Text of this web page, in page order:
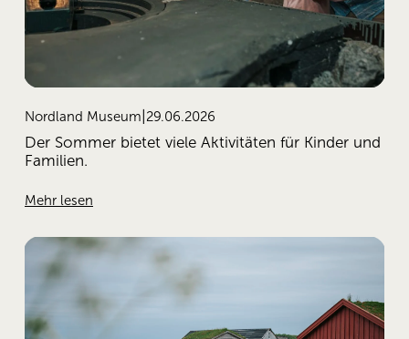
Nordland Museum 29.06.2026
Der Sommer bietet viele Aktivitäten für Kinder und
Familien.
Mehr lesen